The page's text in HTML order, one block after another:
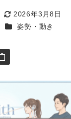
更新日
2026年3月8日
カテゴリー
姿勢・動き